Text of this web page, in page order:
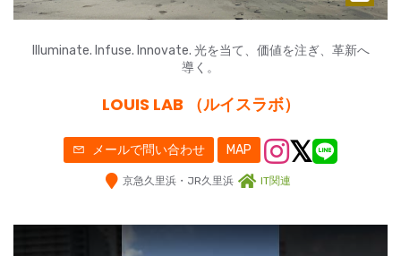
Illuminate. Infuse. Innovate. 光を当て、価値を注ぎ、革新へ
導く。
LOUIS LAB （ルイスラボ）
メールで問い合わせ MAP
京急久里浜・JR久里浜 IT関連